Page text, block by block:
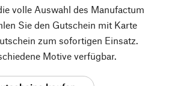
volle Auswahl des Manufactum
Sie den Gutschein mit Karte
zum sofortigen Einsatz.
Motive verfügbar.